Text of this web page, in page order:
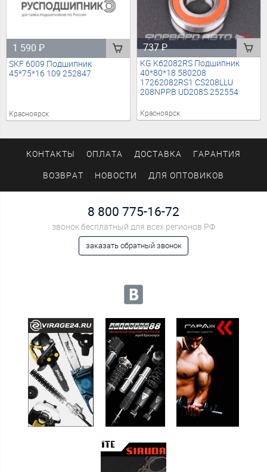
1 590₽
SKF 6009 Подшипник
45*75*16 109 252847
Красноярск
737₽
KG K62082RS Подшипник
40*80*18 580208
17262082RS1 CS208LLU
208NPPB UD208S 252554
Красноярск
КОНТАКТЫ ОПЛАТА ДОСТАВКА ГАРАНТИЯ
ВОЗВРАТ НОВОСТИ ДЛЯ ОПТОВИКОВ
8 800 775-16-72
звонок бесплатный для всех регионов РФ
заказать обратный звонок